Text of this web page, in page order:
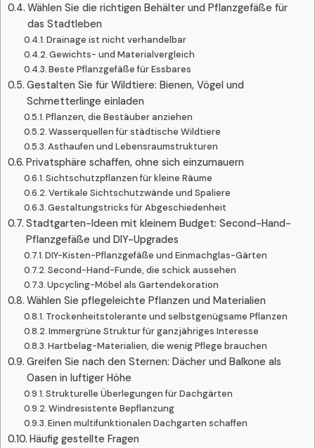
Wählen Sie die richtigen Behälter und Pflanzgefäße für
das Stadtleben
Drainage ist nicht verhandelbar
Gewichts- und Materialvergleich
Beste Pflanzgefäße für Essbares
Gestalten Sie für Wildtiere: Bienen, Vögel und
Schmetterlinge einladen
Pflanzen, die Bestäuber anziehen
Wasserquellen für städtische Wildtiere
Asthaufen und Lebensraumstrukturen
Privatsphäre schaffen, ohne sich einzumauern
Sichtschutzpflanzen für kleine Räume
Vertikale Sichtschutzwände und Spaliere
Gestaltungstricks für Abgeschiedenheit
Stadtgarten-Ideen mit kleinem Budget: Second-Hand-
Pflanzgefäße und DIY-Upgrades
DIY-Kisten-Pflanzgefäße und Einmachglas-Gärten
Second-Hand-Funde, die schick aussehen
Upcycling-Möbel als Gartendekoration
Wählen Sie pflegeleichte Pflanzen und Materialien
Trockenheitstolerante und selbstgenügsame Pflanzen
Immergrüne Struktur für ganzjähriges Interesse
Hartbelag-Materialien, die wenig Pflege brauchen
Greifen Sie nach den Sternen: Dächer und Balkone als
Oasen in luftiger Höhe
Strukturelle Überlegungen für Dachgärten
Windresistente Bepflanzung
Einen multifunktionalen Dachgarten schaffen
Häufig gestellte Fragen